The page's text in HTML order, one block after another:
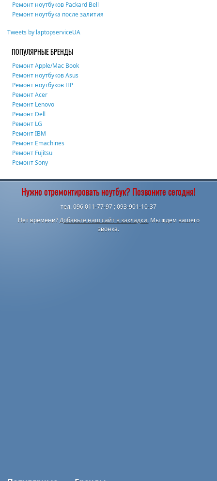
Ремонт ноутбуков Packard Bell
Ремонт ноутбука после залития
Tweets by laptopserviceUA
ПОПУЛЯРНЫЕ БРЕНДЫ
Ремонт Apple/Mac Book
Ремонт ноутбуков Asus
Ремонт ноутбуков HP
Ремонт Acer
Ремонт Lenovo
Ремонт Dell
Ремонт LG
Ремонт IBM
Ремонт Emachines
Ремонт Fujitsu
Ремонт Sony
Нужно отремонтировать ноутбук? Позвоните сегодня!
тел. 096 011-77-97 ; 093-901-10-37
Нет времени?Добавьте наш сайт в закладки.Мы ждем вашего
звонка.